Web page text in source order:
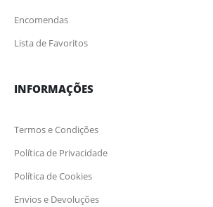
Encomendas
Lista de Favoritos
INFORMAÇÕES
Termos e Condições
Política de Privacidade
Política de Cookies
Envios e Devoluções